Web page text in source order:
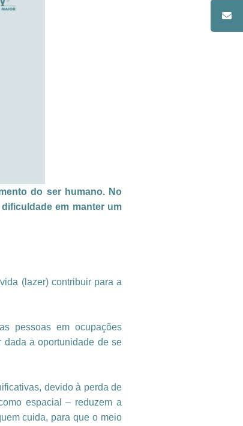
do ser humano. No
em manter um
(lazer) contribuir para a
pessoas em ocupações
dada a oportunidade de se
devido à perda de
espacial – reduzem a
cuida, para que o meio